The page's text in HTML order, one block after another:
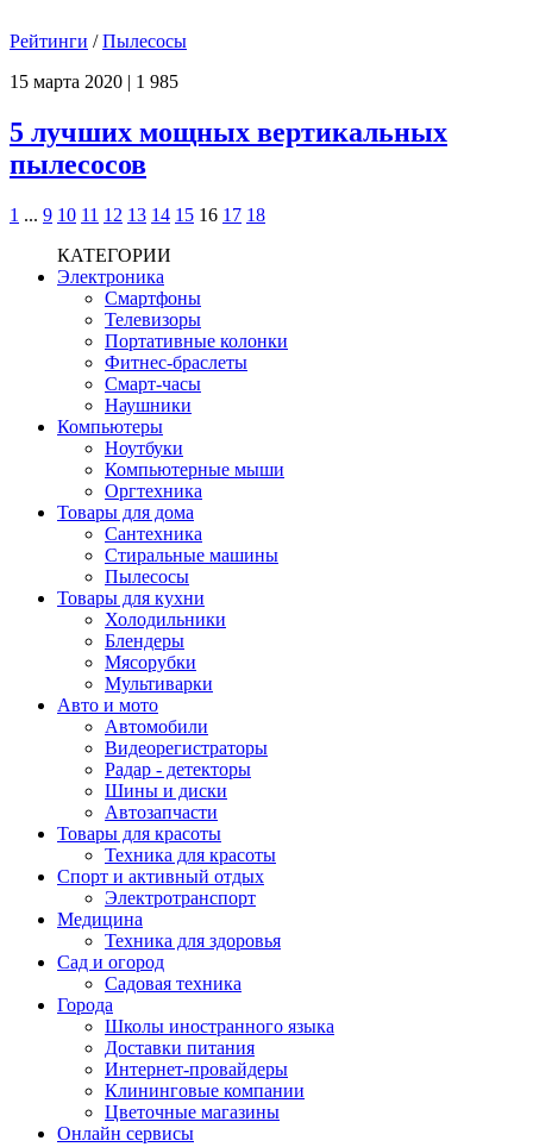
Рейтинги /Пылесосы
15 марта 2020 | 1 985
5 лучших мощных вертикальных
пылесосов
1 ... 9 10 11 12 13 14 15 16 17 18
КАТЕГОРИИ
Электроника
Смартфоны
Телевизоры
Портативные колонки
Фитнес-браслеты
Смарт-часы
Наушники
Компьютеры
Ноутбуки
Компьютерные мыши
Оргтехника
Товары для дома
Сантехника
Стиральные машины
Пылесосы
Товары для кухни
Холодильники
Блендеры
Мясорубки
Мультиварки
Авто и мото
Автомобили
Видеорегистраторы
Радар - детекторы
Шины и диски
Автозапчасти
Товары для красоты
Техника для красоты
Спорт и активный отдых
Электротранспорт
Медицина
Техника для здоровья
Сад и огород
Садовая техника
Города
Школы иностранного языка
Доставки питания
Интернет-провайдеры
Клининговые компании
Цветочные магазины
Онлайн сервисы